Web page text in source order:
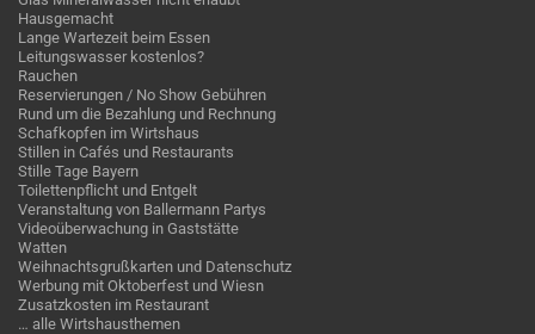
Hausgemacht
Lange Wartezeit beim Essen
Leitungswasser kostenlos?
Rauchen
Reservierungen / No Show Gebühren
Rund um die Bezahlung und Rechnung
Schafkopfen im Wirtshaus
Stillen in Cafés und Restaurants
Stille Tage Bayern
Toilettenpflicht und Entgelt
Veranstaltung von Ballermann Partys
Videoüberwachung in Gaststätte
Watten
Weihnachtsgrußkarten und Datenschutz
Werbung mit Oktoberfest und Wiesn
Zusatzkosten im Restaurant
… alle Wirtshausthemen